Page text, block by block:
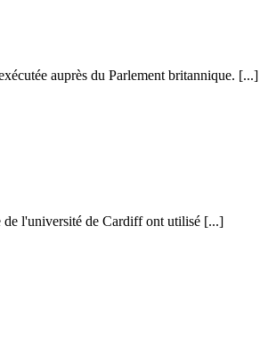
auprès du Parlement britannique. [...]
de l'université de Cardiff ont utilisé [...]